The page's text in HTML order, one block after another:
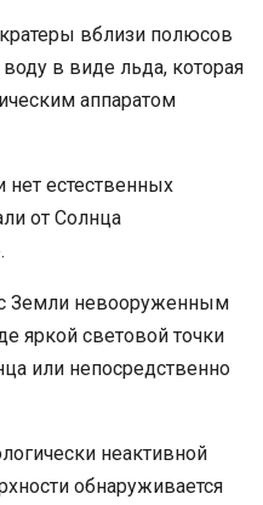
вблизи полюсов
в виде льда, которая
аппаратом
естественных
от Солнца
Земли невооруженным
яркой световой точки
или непосредственно
неактивной
обнаруживается